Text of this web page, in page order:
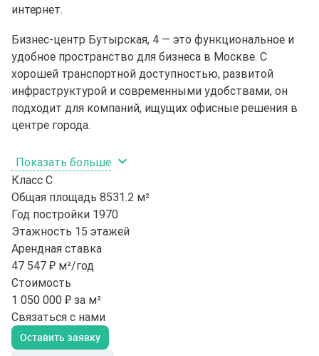
интернет.
Бизнес-центр Бутырская, 4 — это функциональное и
удобное пространство для бизнеса в Москве. С
хорошей транспортной доступностью, развитой
инфраструктурой и современными удобствами, он
подходит для компаний, ищущих офисные решения в
центре города.
Показать больше
Класс C
Общая площадь 8531.2 м²
Год постройки 1970
Этажность 15 этажей
Арендная ставка
47 547 ₽ м²/год
Стоимость
1 050 000 ₽ за м²
Связаться с нами
Оставить заявку